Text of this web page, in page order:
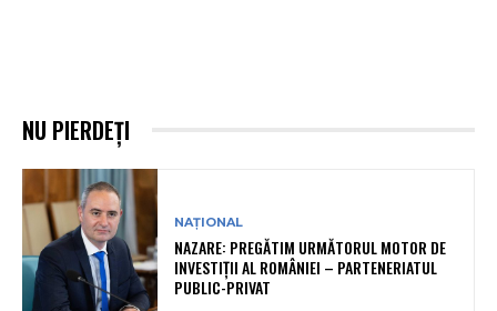
NU PIERDEȚI
NAȚIONAL
NAZARE: PREGĂTIM URMĂTORUL MOTOR DE
INVESTIȚII AL ROMÂNIEI – PARTENERIATUL
PUBLIC-PRIVAT